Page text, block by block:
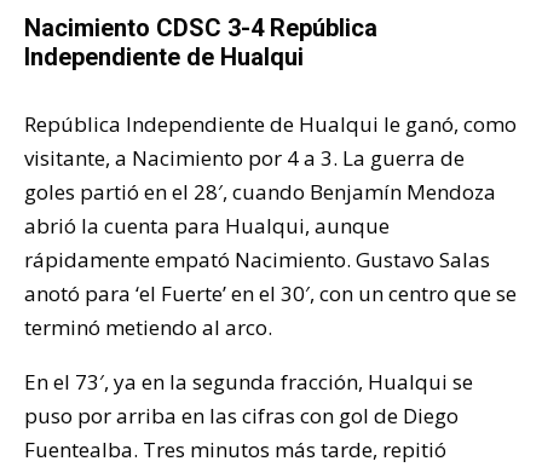
Nacimiento CDSC 3-4 República
Independiente de Hualqui
República Independiente de Hualqui le ganó, como
visitante, a Nacimiento por 4 a 3. La guerra de
goles partió en el 28′, cuando Benjamín Mendoza
abrió la cuenta para Hualqui, aunque
rápidamente empató Nacimiento. Gustavo Salas
anotó para ‘el Fuerte’ en el 30′, con un centro que se
terminó metiendo al arco.
En el 73′, ya en la segunda fracción, Hualqui se
puso por arriba en las cifras con gol de Diego
Fuentealba. Tres minutos más tarde, repitió